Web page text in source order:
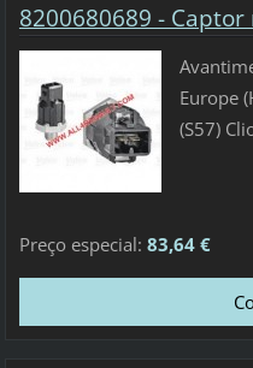
8200680689 -
Europe
(S57)
Preço especial: 83,64 €